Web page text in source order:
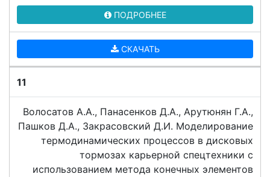
ПОДРОБНЕЕ
СКАЧАТЬ
11
Волосатов А.А., Панасенков Д.А., Арутюнян Г.А.,
Пашков Д.А., Закрасовский Д.И. Моделирование
термодинамических процессов в дисковых
тормозах карьерной спецтехники с
использованием метода конечных элементов